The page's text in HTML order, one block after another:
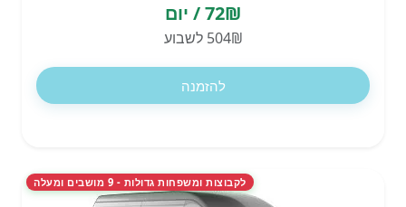
72₪ / יום
504₪ לשבוע
להזמנה
לקבוצות ומשפחות גדולות - 9 מושבים ומעלה